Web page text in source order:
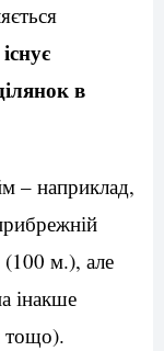
існує
в
– наприклад,
(100 м.), але
інакше
тощо).